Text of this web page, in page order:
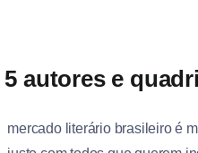
autores e
mercado literário brasileiro é